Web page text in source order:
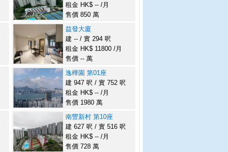
租金 HK$ -- /月
售價 850 萬
益發大廈
建 -- / 實 294 呎
租金 HK$ 11800 /月
售價 -- 萬
逸樺園 第01座
建 947 呎 / 實 752 呎
租金 HK$ -- /月
售價 1980 萬
南豐新村 第10座
建 627 呎 / 實 516 呎
租金 HK$ -- /月
售價 728 萬